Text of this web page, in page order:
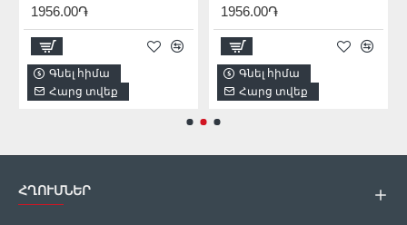
1956.00֏
Գնել հիմա
Հարց տվեք
1956.00֏
Գնել հիմա
Հարց տվեք
ՀՂՈՒՄՆԵՐ